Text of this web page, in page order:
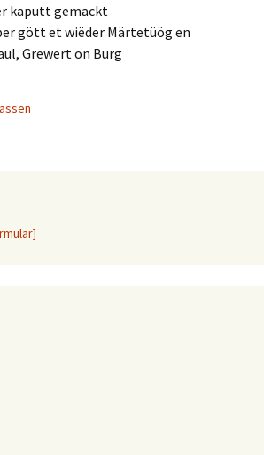
kaputt gemackt
gött et wiëder Märtetüög en
Grewert on Burg